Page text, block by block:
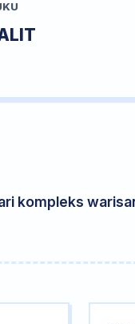
kompleks